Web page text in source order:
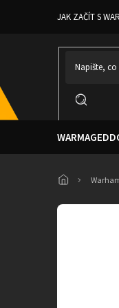
JAK ZAČÍT S